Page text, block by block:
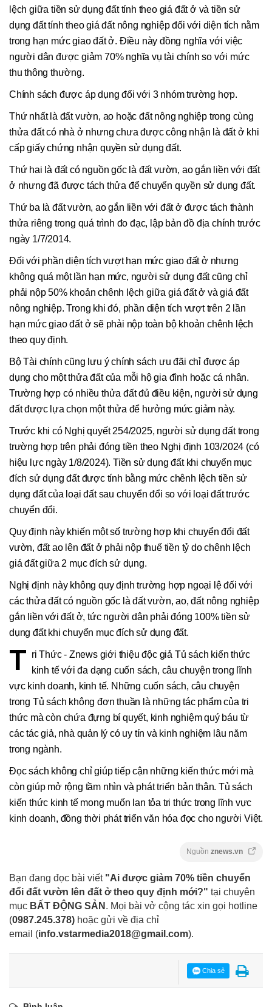
lệch giữa tiền sử dụng đất tính theo giá đất ở và tiền sử
dụng đất tính theo giá đất nông nghiệp đối với diện tích nằm
trong hạn mức giao đất ở. Điều này đồng nghĩa với việc
người dân được giảm 70% nghĩa vụ tài chính so với mức
thu thông thường.
Chính sách được áp dụng đối với 3 nhóm trường hợp.
Thứ nhất là đất vườn, ao hoặc đất nông nghiệp trong cùng
thửa đất có nhà ở nhưng chưa được công nhận là đất ở khi
cấp giấy chứng nhận quyền sử dụng đất.
Thứ hai là đất có nguồn gốc là đất vườn, ao gắn liền với đất
ở nhưng đã được tách thửa để chuyển quyền sử dụng đất.
Thứ ba là đất vườn, ao gắn liền với đất ở được tách thành
thửa riêng trong quá trình đo đạc, lập bản đồ địa chính trước
ngày 1/7/2014.
Đối với phần diện tích vượt hạn mức giao đất ở nhưng
không quá một lần hạn mức, người sử dụng đất cũng chỉ
phải nộp 50% khoản chênh lệch giữa giá đất ở và giá đất
nông nghiệp. Trong khi đó, phần diện tích vượt trên 2 lần
hạn mức giao đất ở sẽ phải nộp toàn bộ khoản chênh lệch
theo quy định.
Bộ Tài chính cũng lưu ý chính sách ưu đãi chỉ được áp
dụng cho một thửa đất của mỗi hộ gia đình hoặc cá nhân.
Trường hợp có nhiều thửa đất đủ điều kiện, người sử dụng
đất được lựa chọn một thửa để hưởng mức giảm này.
Trước khi có Nghị quyết 254/2025, người sử dụng đất trong
trường hợp trên phải đóng tiền theo Nghị định 103/2024 (có
hiệu lực ngày 1/8/2024). Tiền sử dụng đất khi chuyển mục
đích sử dụng đất được tính bằng mức chênh lệch tiền sử
dụng đất của loại đất sau chuyển đổi so với loại đất trước
chuyển đổi.
Quy định này khiến một số trường hợp khi chuyển đổi đất
vườn, đất ao lên đất ở phải nộp thuế tiền tỷ do chênh lệch
giá đất giữa 2 mục đích sử dụng.
Nghị định này không quy định trường hợp ngoại lệ đối với
các thửa đất có nguồn gốc là đất vườn, ao, đất nông nghiệp
gắn liền với đất ở, tức người dân phải đóng 100% tiền sử
dụng đất khi chuyển mục đích sử dụng đất.
T ri Thức - Znews giới thiệu độc giả Tủ sách kiến thức
kinh tế với đa dạng cuốn sách, câu chuyện trong lĩnh
vực kinh doanh, kinh tế. Những cuốn sách, câu chuyện
trong Tủ sách không đơn thuần là những tác phẩm của tri
thức mà còn chứa đựng bí quyết, kinh nghiệm quý báu từ
các tác giả, nhà quản lý có uy tín và kinh nghiệm lâu năm
trong ngành.
Đọc sách không chỉ giúp tiếp cận những kiến thức mới mà
còn giúp mở rộng tầm nhìn và phát triển bản thân. Tủ sách
kiến thức kinh tế mong muốn lan tỏa tri thức trong lĩnh vực
kinh doanh, đồng thời phát triển văn hóa đọc cho người Việt.
Nguồn znews.vn
Bạn đang đọc bài viết "Ai được giảm 70% tiền chuyển
đổi đất vườn lên đất ở theo quy định mới?" tại chuyên
mục BẤT ĐỘNG SẢN . Mọi bài vở cộng tác xin gọi hotline
(0987.245.378) hoặc gửi về địa chỉ
email (info.vstarmedia2018@gmail.com).
Chia sẻ